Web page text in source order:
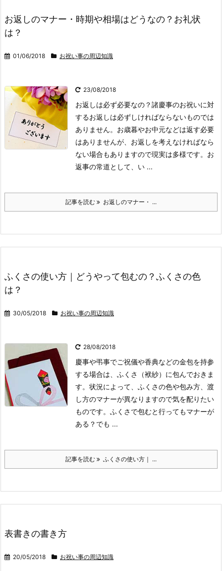
お返しのマナー・時期や相場はどうなの？お礼状
は？
01/06/2018 お祝い事の周辺知識
23/08/2018
お返しは必ず必要なの？諸慶事のお祝いに対
するお返しは必ずしければならないものでは
ありません。お歳暮やお中元などは返す必要
はありませんが、お返しを考えなければなら
ない場合もありますので現実は多様です。 お
返事の常道として、い ...
記事を読む お返しのマナー・ ...
ふくさの使い方｜どうやって包むの？ふくさの色
は？
30/05/2018 お祝い事の周辺知識
28/08/2018
慶事や弔事でご祝儀や香典などの金包を持参
する場合は、ふくさ（袱紗）に包んでおきま
す。 状況によって、ふくさの色や包み方、渡
し方のマナーが異なりますので気を配りたい
ものです。 ふくさで包むと行ってもマナーが
ある？ でも ...
記事を読む ふくさの使い方｜ ...
表書きの書き方
20/05/2018 お祝い事の周辺知識